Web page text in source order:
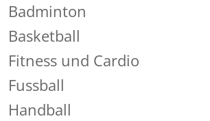
Badminton
Basketball
Fitness und Cardio
Fussball
Handball